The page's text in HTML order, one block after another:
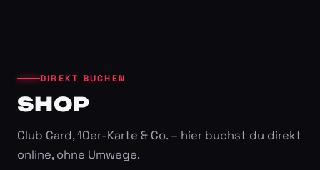
DIREKT BUCHEN
SHOP
Club Card, 10er-Karte & Co. – hier buchst du direkt
online, ohne Umwege.